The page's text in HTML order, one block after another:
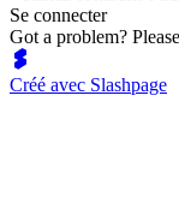
Se connecter
Got a problem? Please
Créé avec Slashpage